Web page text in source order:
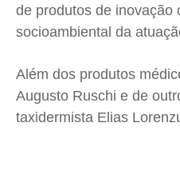
de produtos de inovação
socioambiental da
Além dos produtos
Augusto Ruschi e de
taxidermista Elias